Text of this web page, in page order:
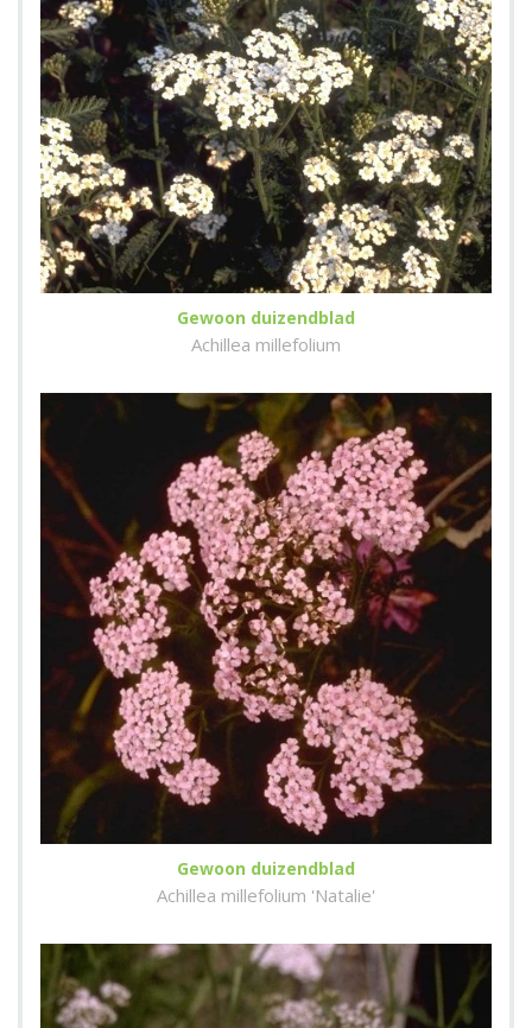
Gewoon duizendblad
Achillea millefolium
Gewoon duizendblad
Achillea millefolium 'Natalie'